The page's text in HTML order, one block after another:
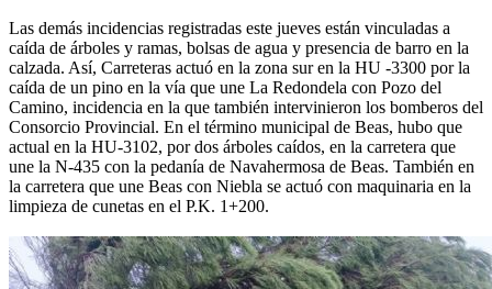
Las demás incidencias registradas este jueves están vinculadas a
caída de árboles y ramas, bolsas de agua y presencia de barro en la
calzada. Así, Carreteras actuó en la zona sur en la HU -3300 por la
caída de un pino en la vía que une La Redondela con Pozo del
Camino, incidencia en la que también intervinieron los bomberos del
Consorcio Provincial. En el término municipal de Beas, hubo que
actual en la HU-3102, por dos árboles caídos, en la carretera que
une la N-435 con la pedanía de Navahermosa de Beas. También en
la carretera que une Beas con Niebla se actuó con maquinaria en la
limpieza de cunetas en el P.K. 1+200.